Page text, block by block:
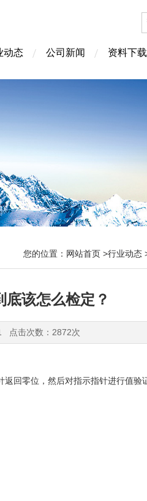
动态 公司新闻 资料下载
您的位置： 网站首页 >行业动态
该怎么检定？
点击次数：2872次
零位，然后对指示指针进行值验